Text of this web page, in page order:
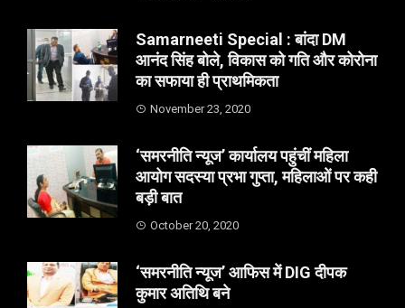
Samarneeti Special : बांदा DM
आनंद सिंह बोले, विकास को गति और कोरोना
का सफाया ही प्राथमिकता
November 23, 2020
‘समरनीति न्यूज’ कार्यालय पहुंचीं महिला
आयोग सदस्या प्रभा गुप्ता, महिलाओं पर कही
बड़ी बात
October 20, 2020
‘समरनीति न्यूज’ आफिस में DIG दीपक
कुमार अतिथि बने